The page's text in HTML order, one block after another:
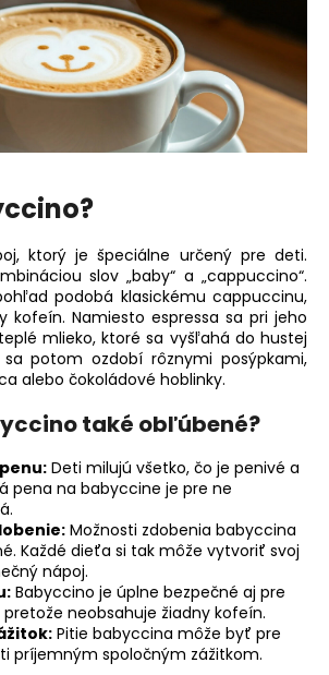
ktorý je špeciálne určený pre deti.
slov „baby“ a „cappuccino“.
podobá klasickému cappuccinu,
kofeín. Namiesto espressa sa pri jeho
mlieko, ktoré sa vyšľahá do hustej
potom ozdobí rôznymi posýpkami,
alebo čokoládové hoblinky.
také obľúbené?
Deti milujú všetko, čo je penivé a
pena na babyccine je pre ne
Možnosti zdobenia babyccina
Každé dieťa si tak môže vytvoriť svoj
nápoj.
Babyccino je úplne bezpečné aj pre
neobsahuje žiadny kofeín.
Pitie babyccina môže byť pre
príjemným spoločným zážitkom.
HĽADAŤ